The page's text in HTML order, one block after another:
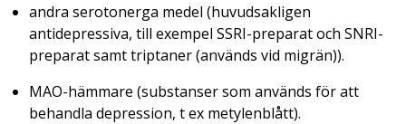
andra serotonerga medel (huvudsakligen
antidepressiva, till exempel SSRI-preparat och SNRI-
preparat samt triptaner (används vid migrän)).
MAO-hämmare (substanser som används för att
behandla depression, t ex metylenblått).